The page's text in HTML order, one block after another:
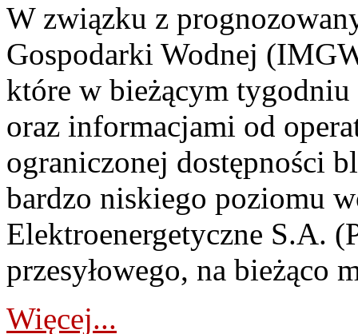
W związku z
Gospodarki Wodnej
które w bieżącym tygodniu
oraz informacjami od
ograniczonej dostępności
bardzo niskiego poziomu
Elektroenergetyczne S.A.
przesyłowego, na bieżąco
Więcej...